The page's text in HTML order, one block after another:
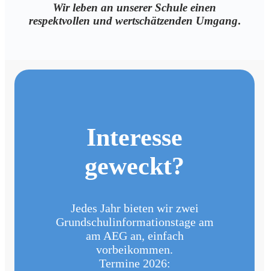
Wir leben an unserer Schule einen
respektvollen und wertschätzenden Umgang.
Interesse
geweckt?
Jedes Jahr bieten wir zwei
Grundschulinformationstage am
am AEG an, einfach
vorbeikommen.
Termine 2026: